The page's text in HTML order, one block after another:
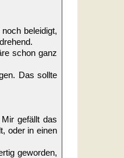
beleidigt,
schon ganz
Das sollte
gefällt das
oder in einen
geworden,